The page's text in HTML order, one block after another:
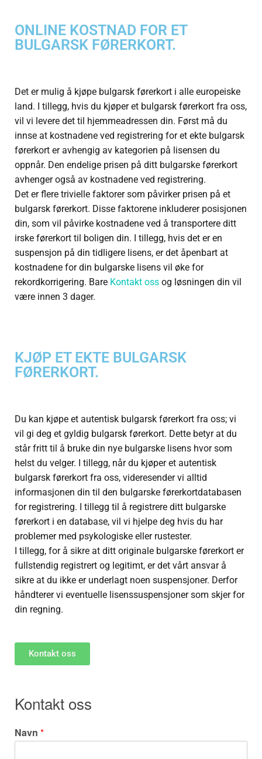
ONLINE KOSTNAD FOR ET
BULGARSK FØRERKORT.
Det er mulig å kjøpe bulgarsk førerkort i alle europeiske
land. I tillegg, hvis du kjøper et bulgarsk førerkort fra oss,
vil vi levere det til hjemmeadressen din. Først må du
innse at kostnadene ved registrering for et ekte bulgarsk
førerkort er avhengig av kategorien på lisensen du
oppnår. Den endelige prisen på ditt bulgarske førerkort
avhenger også av kostnadene ved registrering.
Det er flere trivielle faktorer som påvirker prisen på et
bulgarsk førerkort. Disse faktorene inkluderer posisjonen
din, som vil påvirke kostnadene ved å transportere ditt
irske førerkort til boligen din. I tillegg, hvis det er en
suspensjon på din tidligere lisens, er det åpenbart at
kostnadene for din bulgarske lisens vil øke for
rekordkorrigering. Bare Kontakt oss og løsningen din vil
være innen 3 dager.
KJØP ET EKTE BULGARSK
FØRERKORT.
Du kan kjøpe et autentisk bulgarsk førerkort fra oss; vi
vil gi deg et gyldig bulgarsk førerkort. Dette betyr at du
står fritt til å bruke din nye bulgarske lisens hvor som
helst du velger. I tillegg, når du kjøper et autentisk
bulgarsk førerkort fra oss, videresender vi alltid
informasjonen din til den bulgarske førerkortdatabasen
for registrering. I tillegg til å registrere ditt bulgarske
førerkort i en database, vil vi hjelpe deg hvis du har
problemer med psykologiske eller rustester.
I tillegg, for å sikre at ditt originale bulgarske førerkort er
fullstendig registrert og legitimt, er det vårt ansvar å
sikre at du ikke er underlagt noen suspensjoner. Derfor
håndterer vi eventuelle lisenssuspensjoner som skjer for
din regning.
Kontakt oss
Kontakt oss
Navn *